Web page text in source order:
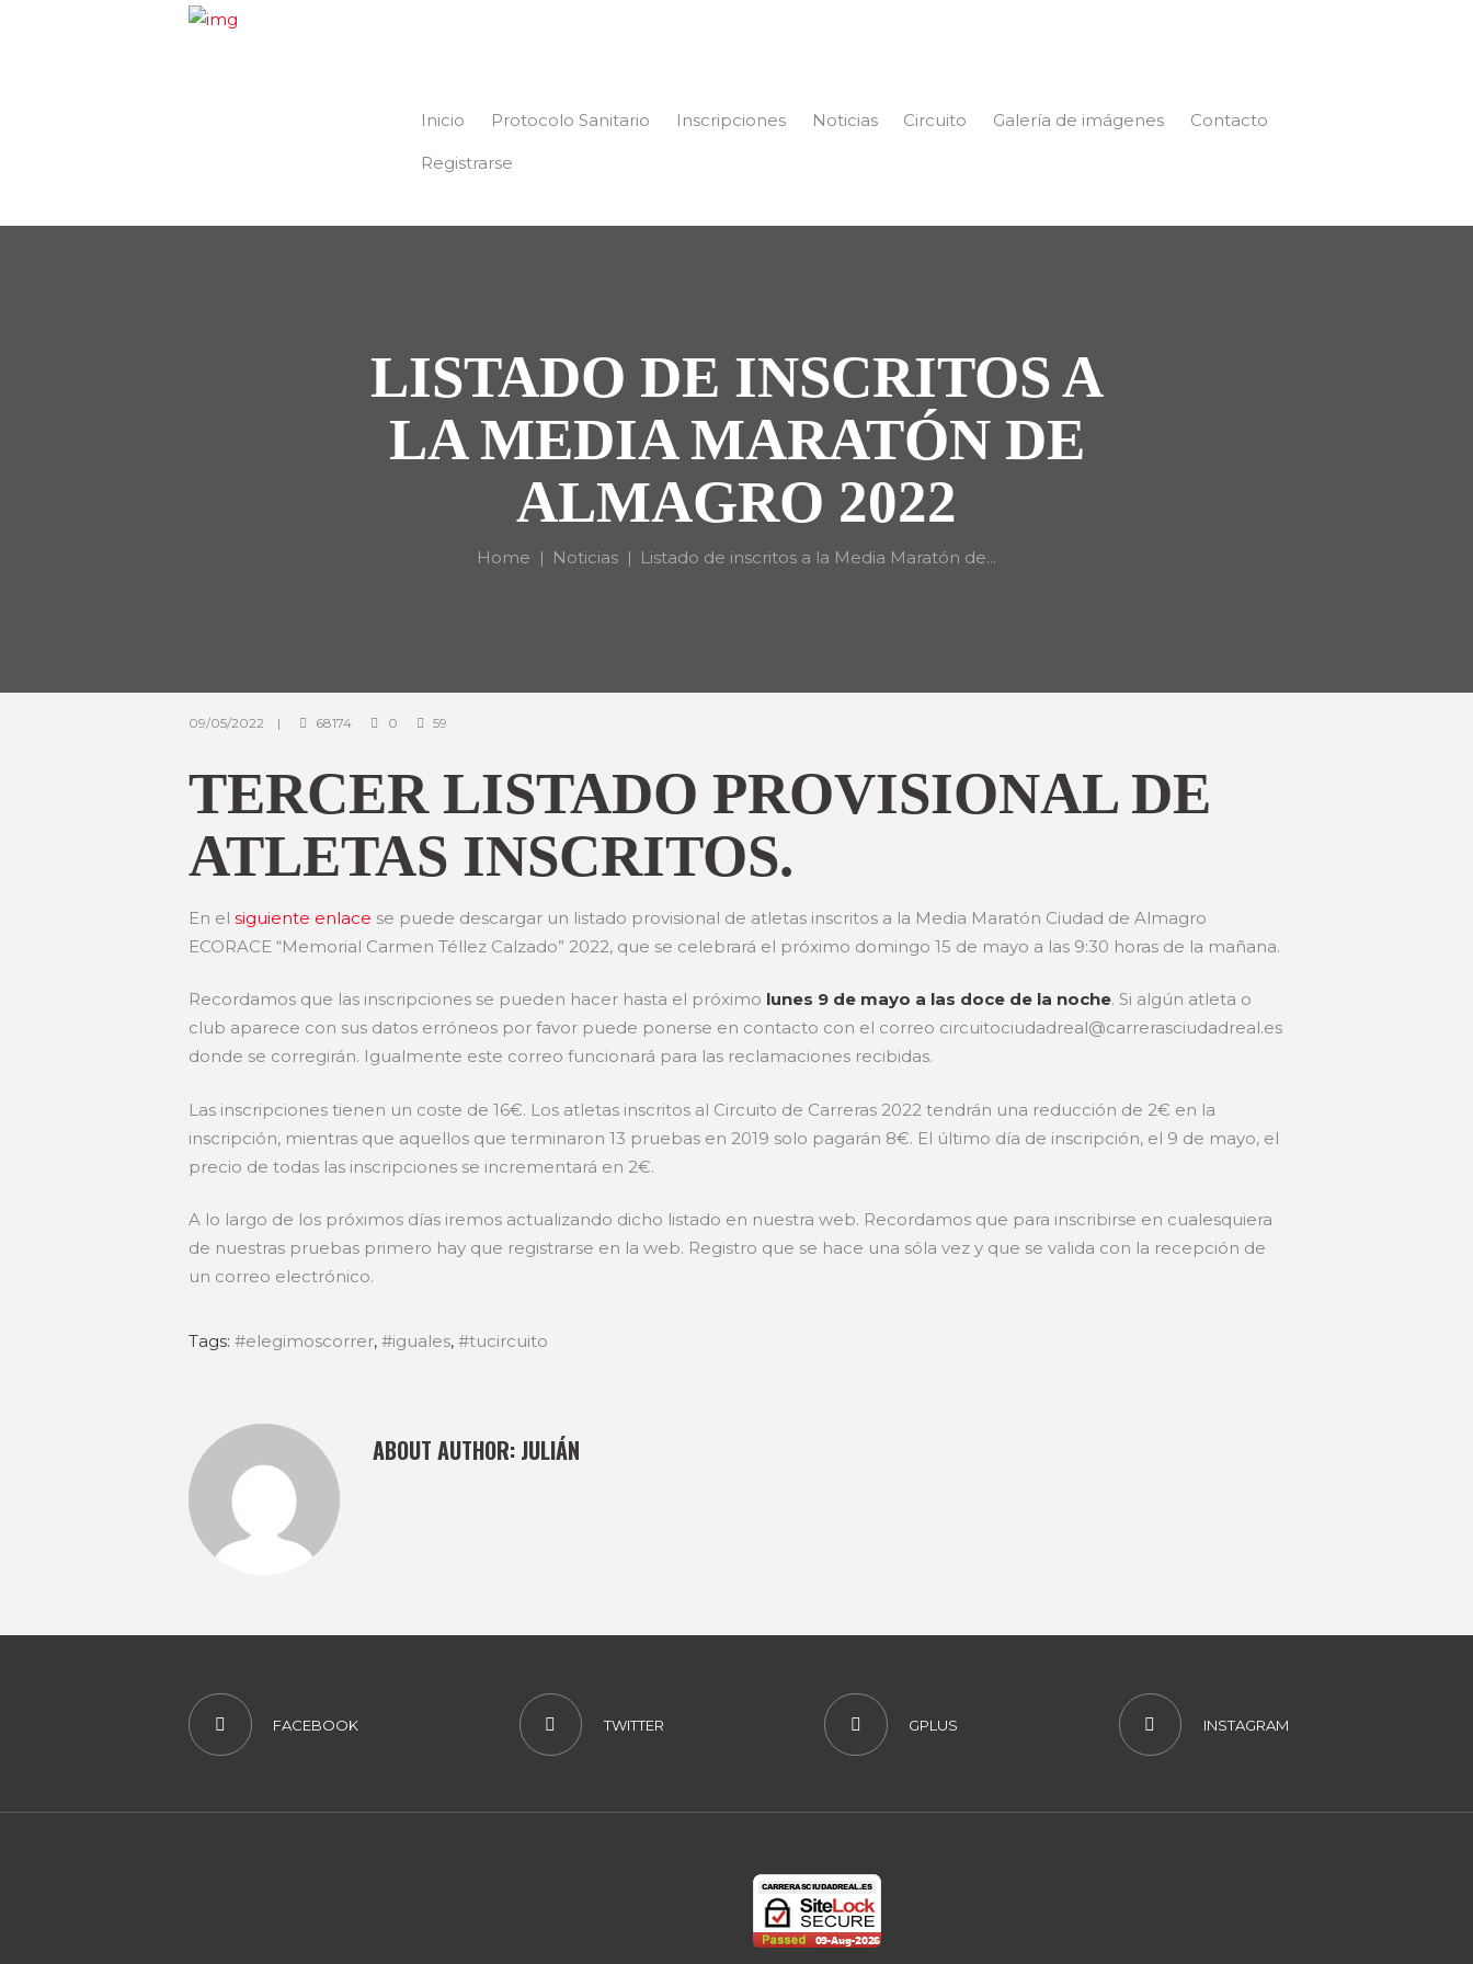
Inicio Protocolo Sanitario Inscripciones Noticias Circuito Galería de imágenes Contacto
Registrarse
LISTADO DE INSCRITOS A
LA MEDIA MARATÓN DE
ALMAGRO 2022
Home Noticias Listado de inscritos a la Media Maratón de...
09/05/2022 68174 0 59
TERCER LISTADO PROVISIONAL DE
ATLETAS INSCRITOS.
En el siguiente enlace se puede descargar un listado provisional de atletas inscritos a la Media Maratón Ciudad de Almagro
ECORACE “Memorial Carmen Téllez Calzado” 2022, que se celebrará el próximo domingo 15 de mayo a las 9:30 horas de la mañana.
Recordamos que las inscripciones se pueden hacer hasta el próximo lunes 9 de mayo a las doce de la noche. Si algún atleta o
club aparece con sus datos erróneos por favor puede ponerse en contacto con el correo circuitociudadreal@carrerasciudadreal.es
donde se corregirán. Igualmente este correo funcionará para las reclamaciones recibidas.
Las inscripciones tienen un coste de 16€. Los atletas inscritos al Circuito de Carreras 2022 tendrán una reducción de 2€ en la
inscripción, mientras que aquellos que terminaron 13 pruebas en 2019 solo pagarán 8€. El último día de inscripción, el 9 de mayo, el
precio de todas las inscripciones se incrementará en 2€.
A lo largo de los próximos días iremos actualizando dicho listado en nuestra web. Recordamos que para inscribirse en cualesquiera
de nuestras pruebas primero hay que registrarse en la web. Registro que se hace una sóla vez y que se valida con la recepción de
un correo electrónico.
Tags: #elegimoscorrer, #iguales, #tucircuito
ABOUT AUTHOR: JULIÁN
FACEBOOK TWITTER GPLUS INSTAGRAM